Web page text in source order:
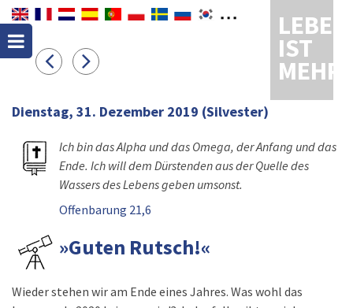
LEBEN
IST
MEHR
Dienstag, 31. Dezember 2019 (Silvester)
Ich bin das Alpha und das Omega, der Anfang und das
Ende. Ich will dem Dürstenden aus der Quelle des
Wassers des Lebens geben umsonst.
Offenbarung 21,6
»Guten Rutsch!«
Wieder stehen wir am Ende eines Jahres. Was wohl das